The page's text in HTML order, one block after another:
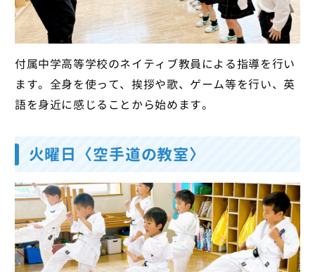
付属中学高等学校のネイティブ教員による指導を行い
ます。全身を使って、挨拶や歌、ゲーム等を行い、英
語を身近に感じることから始めます。
火曜日〈空手道の教室〉